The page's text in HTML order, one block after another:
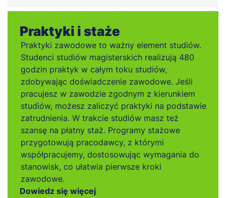
Praktyki i staże
Praktyki zawodowe to ważny element studiów.
Studenci studiów magisterskich realizują 480
godzin praktyk w całym toku studiów,
zdobywając doświadczenie zawodowe. Jeśli
pracujesz w zawodzie zgodnym z kierunkiem
studiów, możesz zaliczyć praktyki na podstawie
zatrudnienia. W trakcie studiów masz też
szansę na płatny staż. Programy stażowe
przygotowują pracodawcy, z którymi
współpracujemy, dostosowując wymagania do
stanowisk, co ułatwia pierwsze kroki
zawodowe.
Dowiedz się więcej